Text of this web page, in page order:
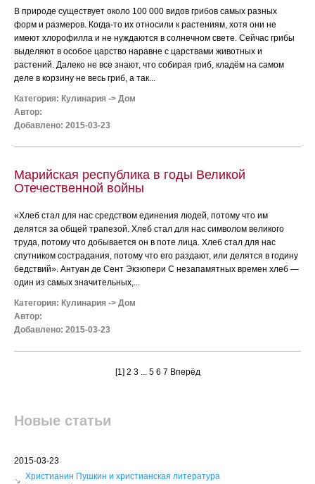
В природе существует около 100 000 видов грибов самых разных
форм и размеров. Когда-то их относили к растениям, хотя они не
имеют хлорофилла и не нуждаются в солнечном свете. Сейчас грибы
выделяют в особое царство наравне с царствами животных и
растений. Далеко не все знают, что собирая гриб, кладём на самом
деле в корзину не весь гриб, а так...
Категория: Кулинария -> Дом
Автор:
Добавлено: 2015-03-23
Марийская республика в годы Великой
Отечественной войны
«Хлеб стал для нас средством единения людей, потому что им
делятся за общей трапезой. Хлеб стал для нас символом великого
труда, потому что добывается он в поте лица. Хлеб стал для нас
спутником сострадания, потому что его раздают, или делятся в годину
бедствий». Антуан де Сент Экзюпери С незапамятных времен хлеб —
один из самых значительных,...
Категория: Кулинария -> Дом
Автор:
Добавлено: 2015-03-23
[1] 2 3... 5 6 7 Вперёд
Новые статьи
2015-03-23
Христианин Пушкин и христианская литература